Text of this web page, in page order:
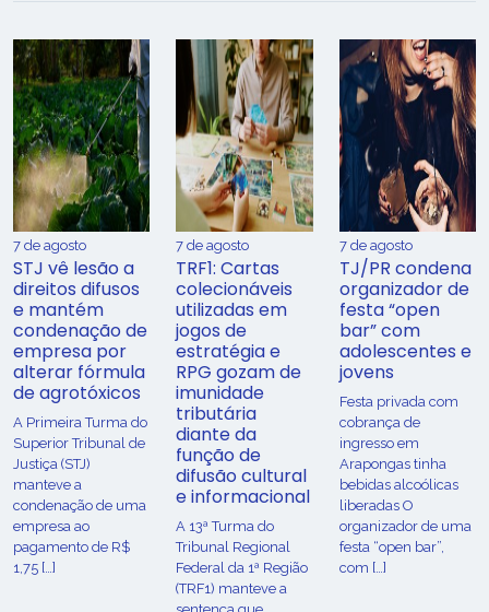
7 de agosto
STJ vê lesão a
direitos difusos
e mantém
condenação de
empresa por
alterar fórmula
de agrotóxicos
​A Primeira Turma do
Superior Tribunal de
Justiça (STJ)
manteve a
condenação de uma
empresa ao
pagamento de R$
1,75 […]
7 de agosto
TRF1: Cartas
colecionáveis
utilizadas em
jogos de
estratégia e
RPG gozam de
imunidade
tributária
diante da
função de
difusão cultural
e informacional
A 13ª Turma do
Tribunal Regional
Federal da 1ª Região
(TRF1) manteve a
7 de agosto
TJ/PR condena
organizador de
festa “open
bar” com
adolescentes e
jovens
Festa privada com
cobrança de
ingresso em
Arapongas tinha
bebidas alcoólicas
liberadas O
organizador de uma
festa “open bar”,
com […]